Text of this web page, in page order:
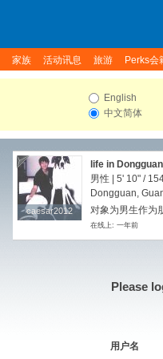
家族 活动讯息 旅游 Perks会
English
中文简体
caesar2012
caesar2012
life in
男性 | 5' 10" /
Dongguan,
对象为男生作为
在线上: 一年前
Please
用户名